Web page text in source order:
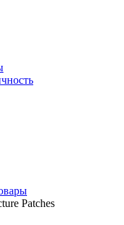
Patches